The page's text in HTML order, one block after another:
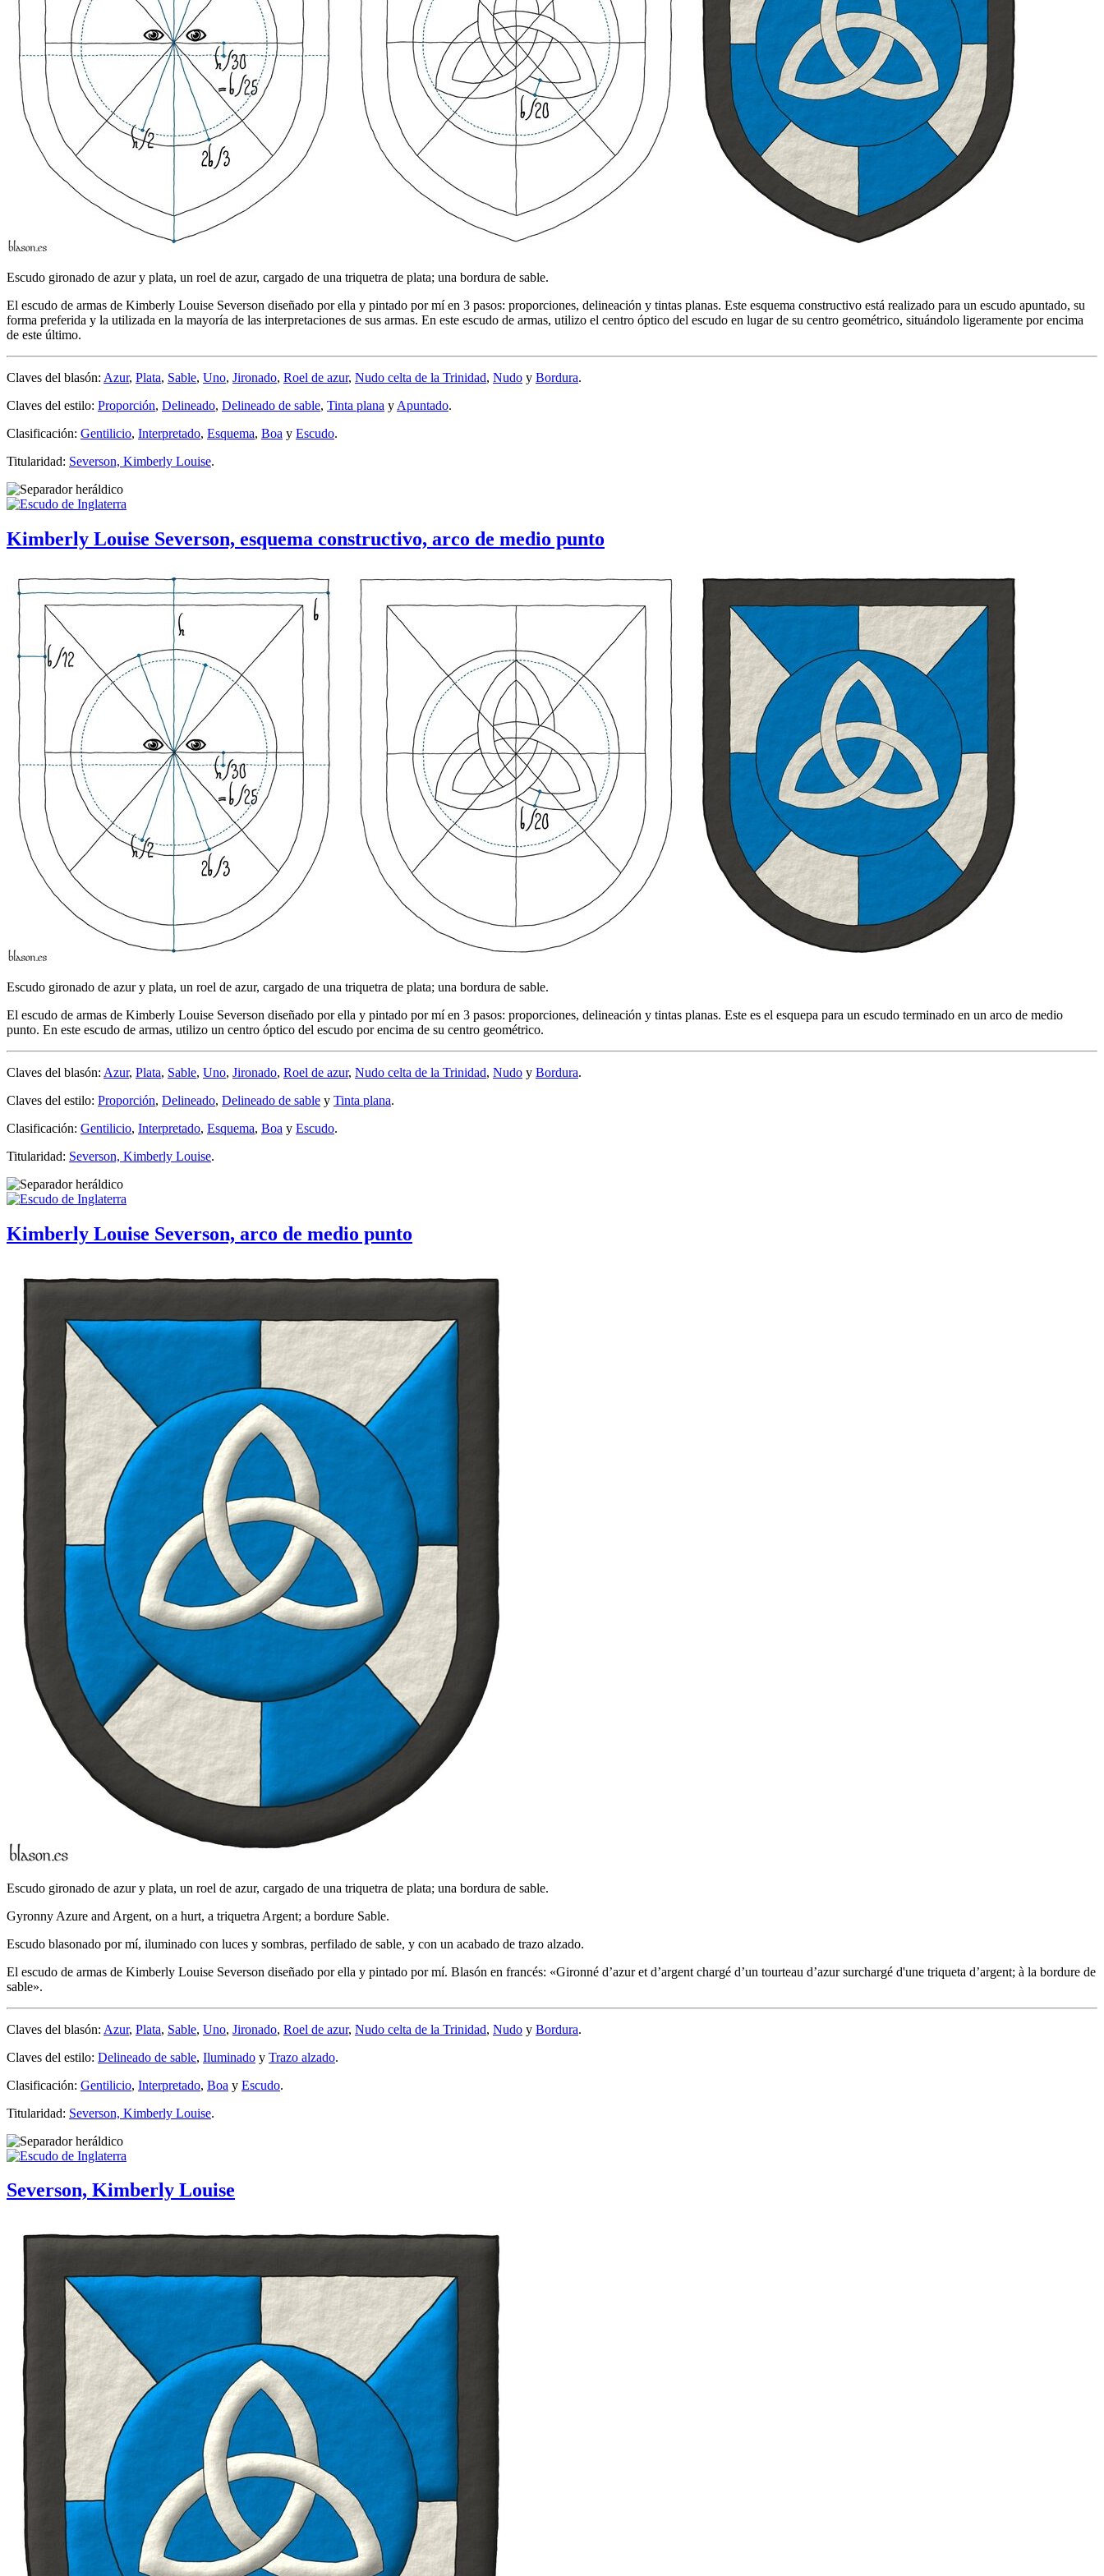
Escudo gironado de azur y plata, un roel de azur, cargado de una triquetra de plata; una bordura de sable.
El escudo de armas de Kimberly Louise Severson diseñado por ella y pintado por mí en 3 pasos: proporciones, delineación y tintas planas. Este esquema constructivo está realizado para un escudo apuntado, su
forma preferida y la utilizada en la mayoría de las interpretaciones de sus armas. En este escudo de armas, utilizo el centro óptico del escudo en lugar de su centro geométrico, situándolo ligeramente por encima
de este último.
Claves del blasón: Azur, Plata, Sable, Uno, Jironado, Roel de azur, Nudo celta de la Trinidad, Nudo y Bordura.
Claves del estilo: Proporción, Delineado, Delineado de sable, Tinta plana y Apuntado.
Clasificación: Gentilicio, Interpretado, Esquema, Boa y Escudo.
Titularidad: Severson, Kimberly Louise.
Kimberly Louise Severson, esquema constructivo, arco de medio punto
Escudo gironado de azur y plata, un roel de azur, cargado de una triquetra de plata; una bordura de sable.
El escudo de armas de Kimberly Louise Severson diseñado por ella y pintado por mí en 3 pasos: proporciones, delineación y tintas planas. Este es el esquepa para un escudo terminado en un arco de medio
punto. En este escudo de armas, utilizo un centro óptico del escudo por encima de su centro geométrico.
Claves del blasón: Azur, Plata, Sable, Uno, Jironado, Roel de azur, Nudo celta de la Trinidad, Nudo y Bordura.
Claves del estilo: Proporción, Delineado, Delineado de sable y Tinta plana.
Clasificación: Gentilicio, Interpretado, Esquema, Boa y Escudo.
Titularidad: Severson, Kimberly Louise.
Kimberly Louise Severson, arco de medio punto
Escudo gironado de azur y plata, un roel de azur, cargado de una triquetra de plata; una bordura de sable.
Gyronny Azure and Argent, on a hurt, a triquetra Argent; a bordure Sable.
Escudo blasonado por mí, iluminado con luces y sombras, perfilado de sable, y con un acabado de trazo alzado.
El escudo de armas de Kimberly Louise Severson diseñado por ella y pintado por mí. Blasón en francés: «Gironné d’azur et d’argent chargé d’un tourteau d’azur surchargé d'une triqueta d’argent; à la bordure de
sable».
Claves del blasón: Azur, Plata, Sable, Uno, Jironado, Roel de azur, Nudo celta de la Trinidad, Nudo y Bordura.
Claves del estilo: Delineado de sable, Iluminado y Trazo alzado.
Clasificación: Gentilicio, Interpretado, Boa y Escudo.
Titularidad: Severson, Kimberly Louise.
Severson, Kimberly Louise